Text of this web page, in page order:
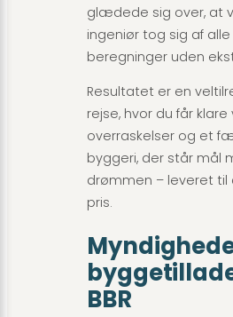
glædede sig over, at
ingeniør tog sig af
beregninger uden
Resultatet er en
rejse, hvor du får klare
overraskelser og et
byggeri, der står mål
drømmen – leveret
pris.
BBR